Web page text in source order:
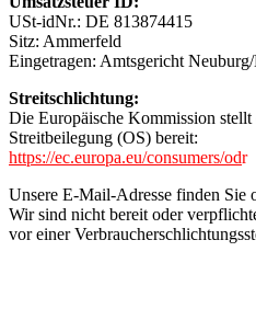
USt-idNr.: DE 813874415
Sitz: Ammerfeld
Eingetragen: Amtsgericht
Streitschlichtung:
Die Europäische Kommission
Streitbeilegung (OS) bereit:
https://ec.europa.eu/consumers/odr
Unsere E-Mail-Adresse finden Sie
Wir sind nicht bereit oder
vor einer